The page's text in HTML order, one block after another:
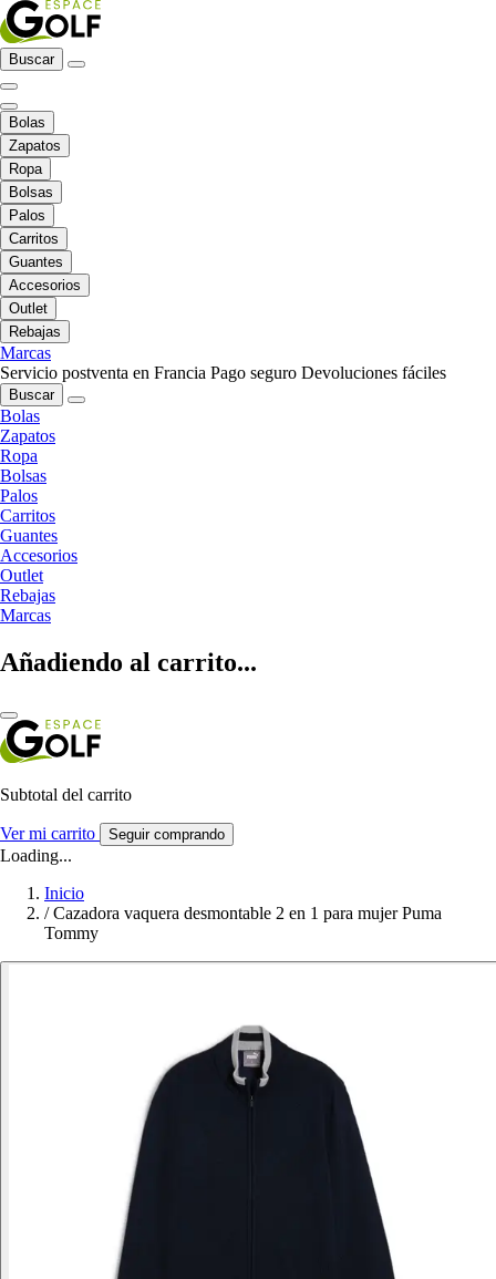
Buscar
Bolas
Zapatos
Ropa
Bolsas
Palos
Carritos
Guantes
Accesorios
Outlet
Rebajas
Marcas
Servicio postventa en Francia Pago seguro Devoluciones fáciles
Buscar
Bolas
Zapatos
Ropa
Bolsas
Palos
Carritos
Guantes
Accesorios
Outlet
Rebajas
Marcas
Añadiendo al carrito...
Subtotal del carrito
Ver mi carrito Seguir comprando
Loading...
Inicio
/ Cazadora vaquera desmontable 2 en 1 para mujer Puma
Tommy